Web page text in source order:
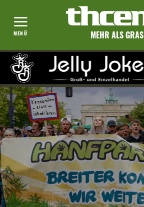
MEHR ALS GRAS